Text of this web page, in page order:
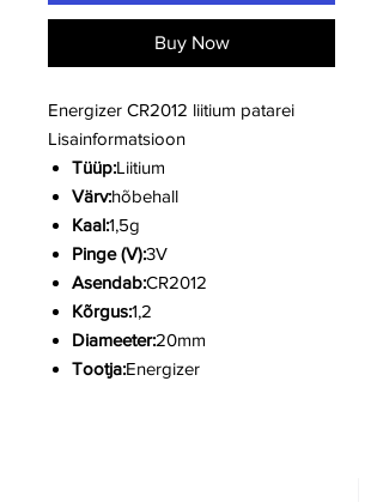
Buy Now
Energizer CR2012 liitium patarei
Lisainformatsioon
Tüüp:Liitium
Värv:hõbehall
Kaal:1,5g
Pinge (V):3V
Asendab:CR2012
Kõrgus:1,2
Diameeter:20mm
Tootja:Energizer